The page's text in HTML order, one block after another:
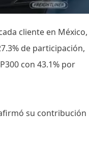
cliente en México,
de participación,
con 43.1% por
su contribución